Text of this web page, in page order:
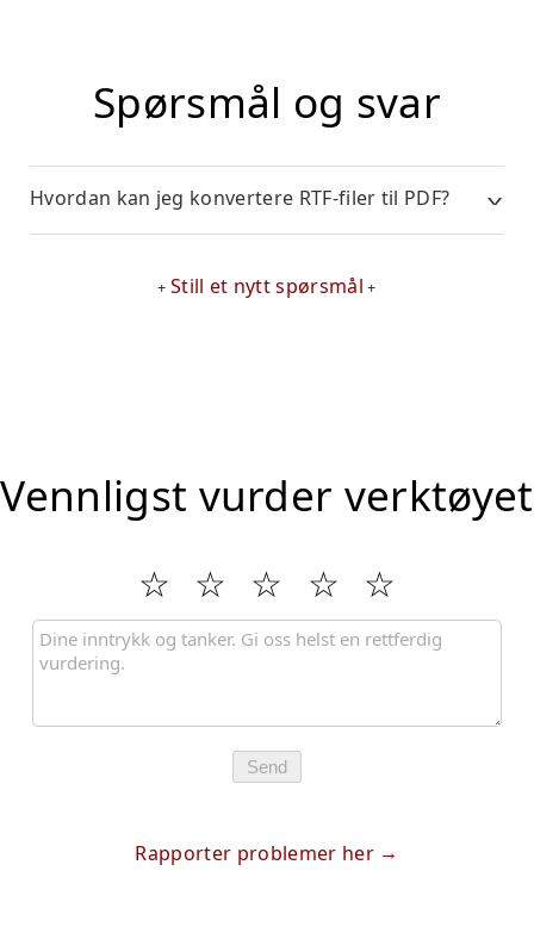
Spørsmål og svar
Hvordan kan jeg konvertere RTF-filer til PDF?
Still et nytt spørsmål
Vennligst vurder verktøyet
Send
Rapporter problemer her